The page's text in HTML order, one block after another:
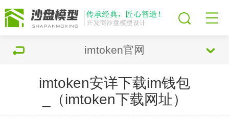
imtoken官网
imtoken安详下载im钱包
_（imtoken下载网址）